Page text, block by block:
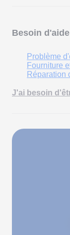
Besoin d'aide
Problème
Fourniture
Réparation
J'ai besoin